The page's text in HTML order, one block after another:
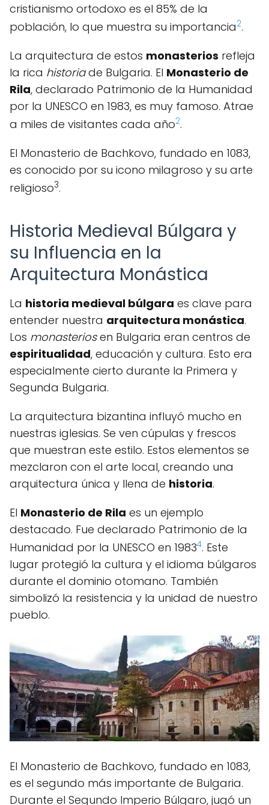
cristianismo ortodoxo es el 85% de la
población, lo que muestra su importancia2.
La arquitectura de estos monasterios refleja
la rica historiade Bulgaria. El Monasterio de
Rila, declarado Patrimonio de la Humanidad
por la UNESCO en 1983, es muy famoso. Atrae
a miles de visitantes cada año2.
El Monasterio de Bachkovo, fundado en 1083,
es conocido por su icono milagroso y su arte
religioso3.
Historia Medieval Búlgara y
su Influencia en la
Arquitectura Monástica
La historia medieval búlgara es clave para
entender nuestra arquitectura monástica.
Los monasteriosen Bulgaria eran centros de
espiritualidad, educación y cultura. Esto era
especialmente cierto durante la Primera y
Segunda Bulgaria.
La arquitectura bizantina influyó mucho en
nuestras iglesias. Se ven cúpulas y frescos
que muestran este estilo. Estos elementos se
mezclaron con el arte local, creando una
arquitectura única y llena de historia.
El Monasterio de Rila es un ejemplo
destacado. Fue declarado Patrimonio de la
Humanidad por la UNESCO en 19834. Este
lugar protegió la cultura y el idioma búlgaros
durante el dominio otomano. También
simbolizó la resistencia y la unidad de nuestro
pueblo.
El Monasterio de Bachkovo, fundado en 1083,
es el segundo más importante de Bulgaria.
Durante el Segundo Imperio Búlgaro, jugó un